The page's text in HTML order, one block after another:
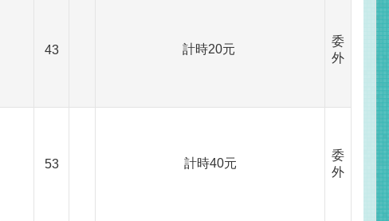
43 計時20元
委
外
53 計時40元
委
外